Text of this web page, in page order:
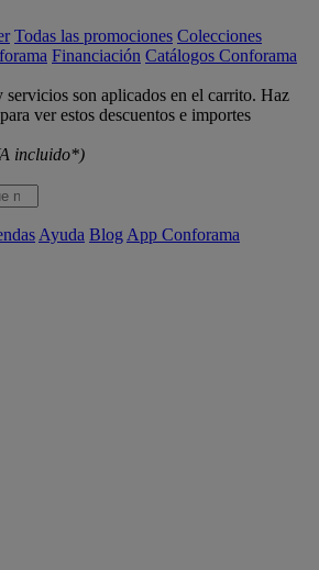
Todas las promociones Colecciones
Financiación Catálogos Conforama
servicios son aplicados en el carrito. Haz
ver estos descuentos e importes
incluido*)
Ayuda Blog App Conforama